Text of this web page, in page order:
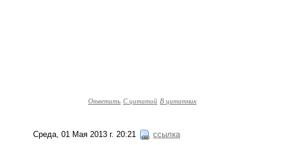
Ответить С цитатой В цитатник
Среда, 01 Мая 2013 г. 20:21 ссылка